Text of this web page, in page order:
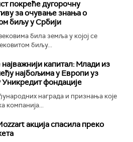
покреће дугорочну
за очување знања о
биљу у Србији
била земља у којој се
биљу...
капитал: Млади из
најбољима у Европи уз
фондације
награда и признања које
компанија...
акција спасила преко